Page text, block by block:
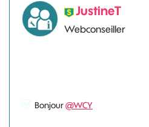
JustineT
Webconseiller
Bonjour@WCY